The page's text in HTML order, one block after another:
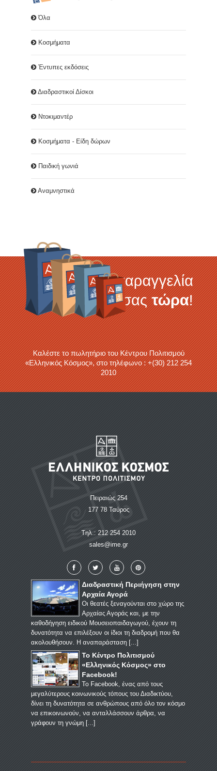
Όλα
Κοσμήματα
Έντυπες εκδόσεις
Διαδραστικοί Δίσκοι
Ντοκιμαντέρ
Κοσμήματα - Είδη δώρων
Παιδική γωνιά
Αναμνηστικά
Κάντε την παραγγελία
σαςτώρα!
Καλέστε το πωλητήριο του Κέντρου Πολιτισμού
«Ελληνικός Κόσμος», στο τηλέφωνο : +(30) 212 254
2010
Πειραιώς 254
177 78 Ταύρος
Tηλ.: 212 254 2010
sales@ime.gr
Διαδραστική Περιήγηση στην
Αρχαία Αγορά
Οι θεατές ξεναγούνται στο χώρο της
Αρχαίας Αγοράς και, με την
καθοδήγηση ειδικού Μουσειοπαιδαγωγού, έχουν τη
δυνατότητα να επιλέξουν οι ίδιοι τη διαδρομή που θα
ακολουθήσουν. Η αναπαράσταση [
]
Το Κέντρο Πολιτισμού
«Ελληνικός Κόσμος» στο
Facebook!
Το Facebook, ένας από τους
μεγαλύτερους κοινωνικούς τόπους του Διαδικτύου,
δίνει τη δυνατότητα σε ανθρώπους από όλο τον κόσμο
να επικοινωνούν, να ανταλλάσσουν άρθρα, να
γράφουν τη γνώμη [
]